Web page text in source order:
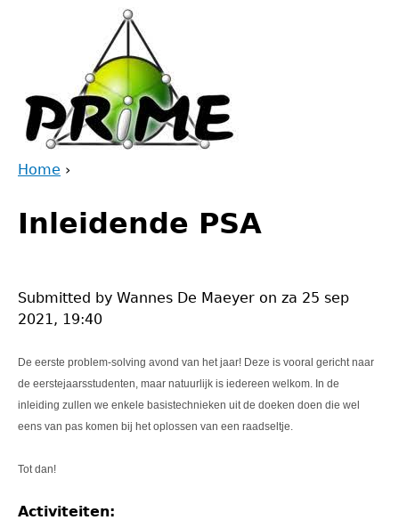
are
Home ›
to
top
Inleidende PSA
Submitted by Wannes De Maeyer on za 25 sep
2021, 19:40
De eerste problem-solving avond van het jaar! Deze is vooral gericht naar
de eerstejaarsstudenten, maar natuurlijk is iedereen welkom. In de
inleiding zullen we enkele basistechnieken uit de doeken doen die wel
eens van pas komen bij het oplossen van een raadseltje.
Tot dan!
Activiteiten: